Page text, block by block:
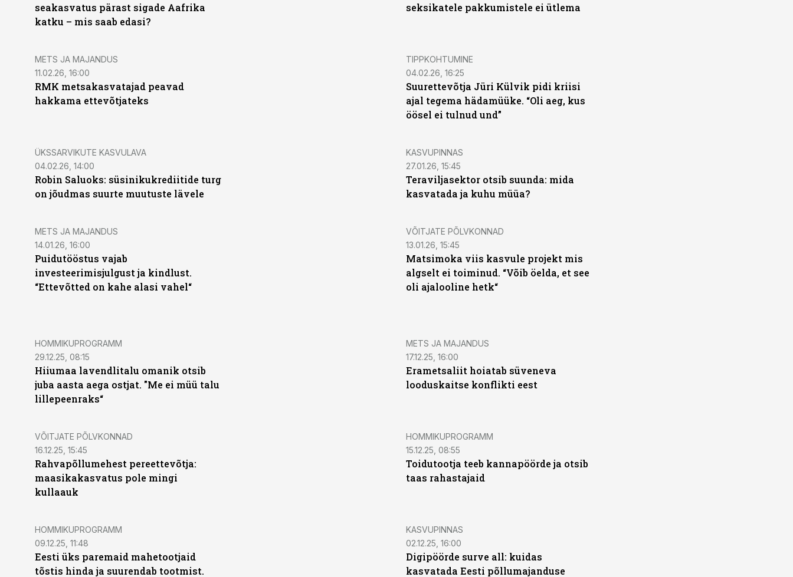
seakasvatus pärast sigade Aafrika
katku – mis saab edasi?
seksikatele pakkumistele ei ütlema
METS JA MAJANDUS
11.02.26, 16:00
RMK metsakasvatajad peavad
hakkama ettevõtjateks
TIPPKOHTUMINE
04.02.26, 16:25
Suurettevõtja Jüri Külvik pidi kriisi
ajal tegema hädamüüke. “Oli aeg, kus
öösel ei tulnud und”
ÜKSSARVIKUTE KASVULAVA
04.02.26, 14:00
Robin Saluoks: süsinikukrediitide turg
on jõudmas suurte muutuste lävele
KASVUPINNAS
27.01.26, 15:45
Teraviljasektor otsib suunda: mida
kasvatada ja kuhu müüa?
METS JA MAJANDUS
14.01.26, 16:00
Puidutööstus vajab
investeerimisjulgust ja kindlust.
“Ettevõtted on kahe alasi vahel“
VÕITJATE PÕLVKONNAD
13.01.26, 15:45
Matsimoka viis kasvule projekt mis
algselt ei toiminud. “Võib öelda, et see
oli ajalooline hetk“
HOMMIKUPROGRAMM
29.12.25, 08:15
Hiiumaa lavendlitalu omanik otsib
juba aasta aega ostjat. "Me ei müü talu
lillepeenraks“
METS JA MAJANDUS
17.12.25, 16:00
Erametsaliit hoiatab süveneva
looduskaitse konflikti eest
VÕITJATE PÕLVKONNAD
16.12.25, 15:45
Rahvapõllumehest pereettevõtja:
maasikakasvatus pole mingi
kullaauk
HOMMIKUPROGRAMM
15.12.25, 08:55
Toidutootja teeb kannapöörde ja otsib
taas rahastajaid
HOMMIKUPROGRAMM
09.12.25, 11:48
Eesti üks paremaid mahetootjaid
tõstis hinda ja suurendab tootmist.
KASVUPINNAS
02.12.25, 16:00
Digipöörde surve all: kuidas
kasvatada Eesti põllumajanduse